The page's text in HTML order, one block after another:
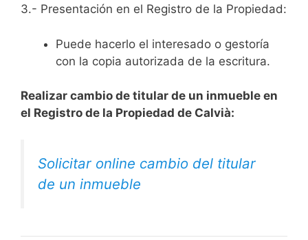
3.- Presentación en el Registro de la Propiedad:
Puede hacerlo el interesado o gestoría
con la copia autorizada de la escritura.
Realizar cambio de titular de un inmueble en
el Registro de la Propiedad de Calvià:
Solicitar online cambio del titular
de un inmueble